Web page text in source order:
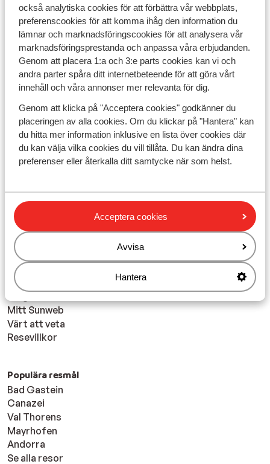
också analytiska cookies för att förbättra vår webbplats,
preferenscookies för att komma ihåg den information du
lämnar och marknadsföringscookies för att analysera vår
marknadsföringsprestanda och anpassa våra erbjudanden.
Genom att placera 1:a och 3:e parts cookies kan vi och
andra parter spåra ditt internetbeteende för att göra vårt
innehåll och våra annonser mer relevanta för dig.
Genom att klicka på "Acceptera cookies" godkänner du
placeringen av alla cookies. Om du klickar på "Hantera" kan
du hitta mer information inklusive en lista över cookies där
du kan välja vilka cookies du vill tillåta. Du kan ändra dina
preferenser eller återkalla ditt samtycke när som helst.
Acceptera cookies
Avvisa
Hantera
från
10687
Boka nu
Sunweb
Kontakta oss
Om Sunweb
Företagsinformation
Hållbar semester
Cookiesinställningar
Marknadsföringsinställningar
Tillgänglighetsdirektiv
Ansvarsfriskrivning
Inför resan
Mitt Sunweb
Värt att veta
Resevillkor
Populära resmål
Bad Gastein
Canazei
Val Thorens
Mayrhofen
Andorra
Se alla resor